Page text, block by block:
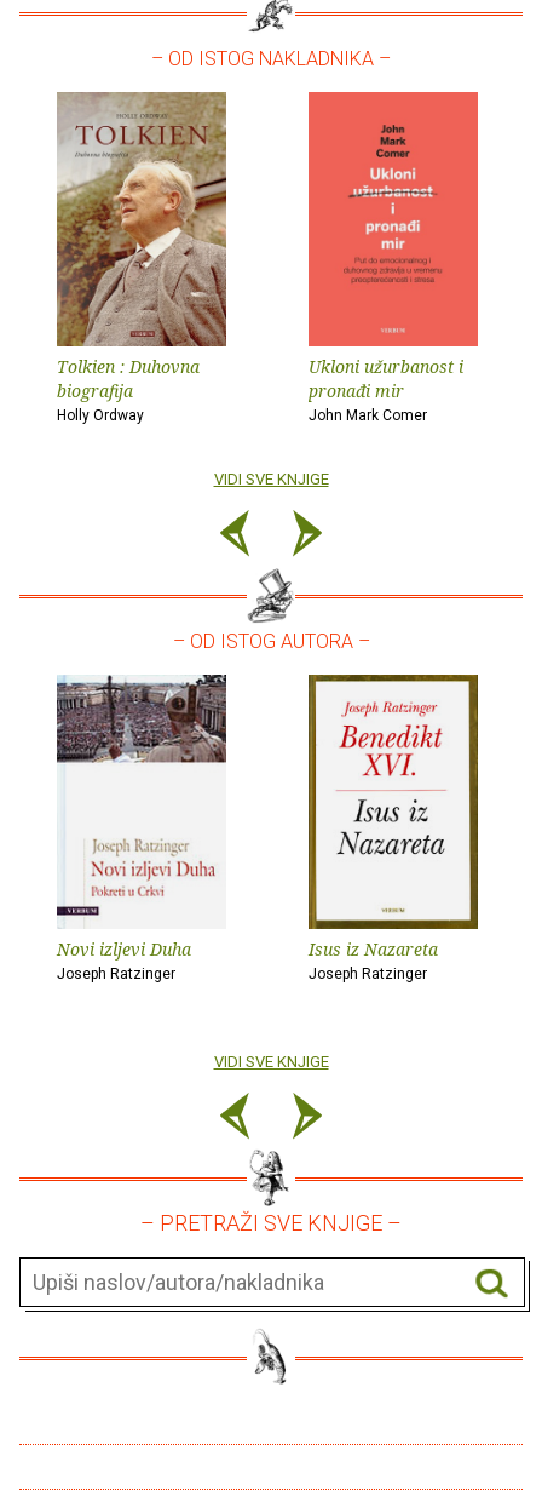
– OD ISTOG NAKLADNIKA –
Tolkien : Duhovna
biografija
Holly Ordway
Ukloni užurbanost i
pronađi mir
John Mark Comer
VIDI SVE KNJIGE
– OD ISTOG AUTORA –
Novi izljevi Duha
Joseph Ratzinger
Isus iz Nazareta
Joseph Ratzinger
VIDI SVE KNJIGE
– PRETRAŽI SVE KNJIGE –